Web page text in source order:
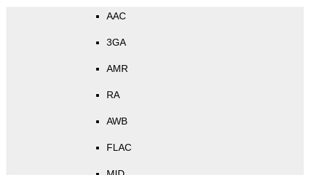
AAC
3GA
AMR
RA
AWB
FLAC